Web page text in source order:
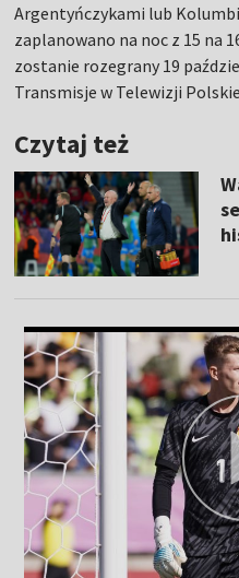
Argentyńczykami lub
zaplanowano na noc z 15 na
zostanie rozegrany 19
Transmisje w Telewizji
Czytaj też